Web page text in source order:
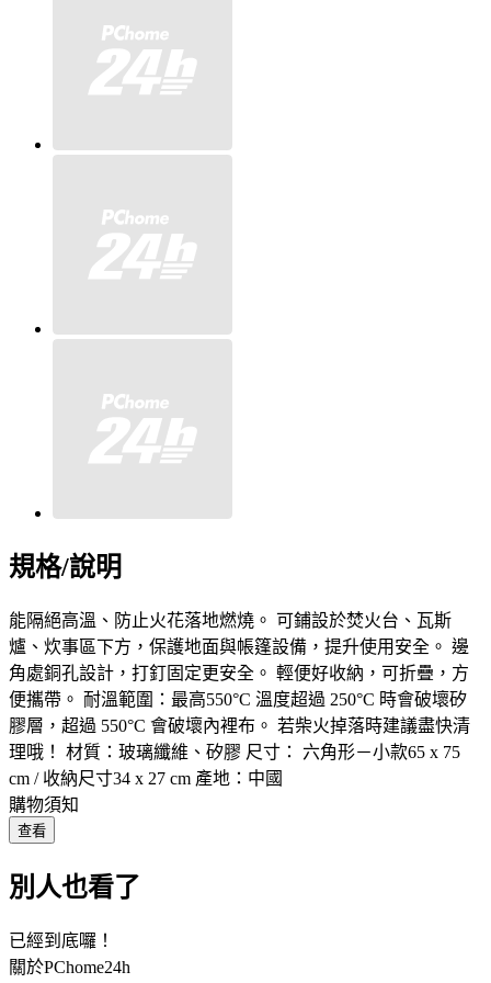
規格/說明
能隔絕高溫、防止火花落地燃燒。 可鋪設於焚火台、瓦斯
爐、炊事區下方，保護地面與帳篷設備，提升使用安全。 邊
角處銅孔設計，打釘固定更安全。 輕便好收納，可折疊，方
便攜帶。 耐溫範圍：最高550°C 溫度超過 250°C 時會破壞矽
膠層，超過 550°C 會破壞內裡布。 若柴火掉落時建議盡快清
理哦！ 材質：玻璃纖維、矽膠 尺寸： 六角形－小款65 x 75
cm / 收納尺寸34 x 27 cm 產地：中國
購物須知
查看
別人也看了
已經到底囉！
關於PChome24h